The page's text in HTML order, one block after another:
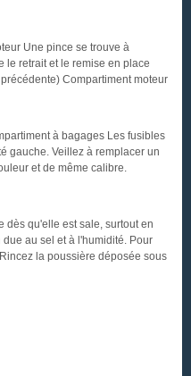
Une pince se trouve à
le retrait et le remise en place
Compartiment moteur
à bagages Les fusibles
gauche. Veillez à remplacer un
et de même calibre.
dès qu'elle est sale, surtout en
au sel et à l'humidité. Pour
la poussière déposée sous